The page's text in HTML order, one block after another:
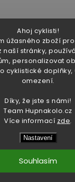
Ahoj cyklisti!
úžasného zboží
naší stránky,
personalizovat
cyklistické
omezení.
Díky, že jste s námi!
Team Hupnakolo.cz
Více informací zde.
Nastavení
Souhlasím